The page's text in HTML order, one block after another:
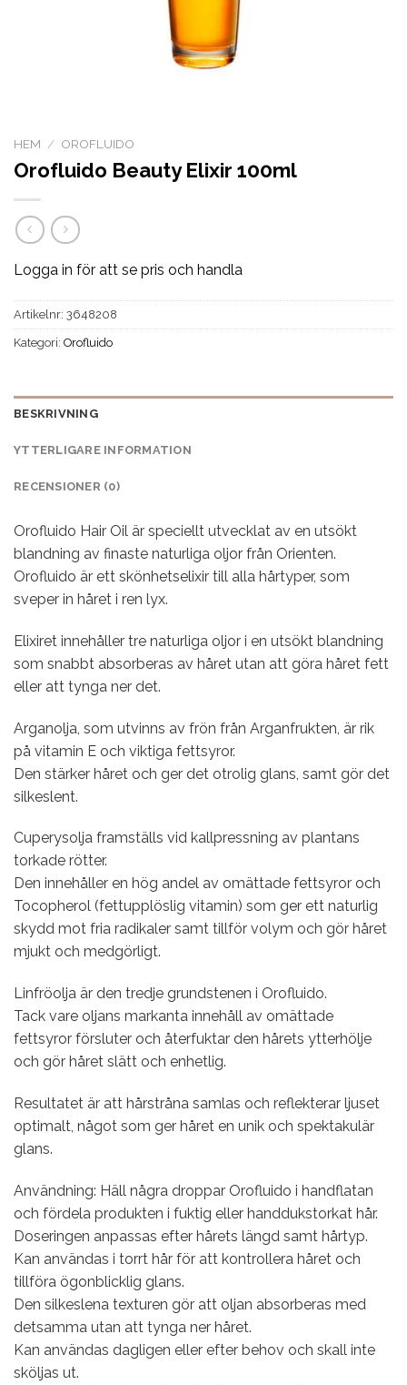
HEM / OROFLUIDO
Orofluido Beauty Elixir 100ml
Logga in för att se pris och handla
Artikelnr: 3648208
Kategori: Orofluido
BESKRIVNING
YTTERLIGARE INFORMATION
RECENSIONER (0)
Orofluido Hair Oil är speciellt utvecklat av en utsökt
blandning av finaste naturliga oljor från Orienten.
Orofluido är ett skönhetselixir till alla hårtyper, som
sveper in håret i ren lyx.
Elixiret innehåller tre naturliga oljor i en utsökt blandning
som snabbt absorberas av håret utan att göra håret fett
eller att tynga ner det.
Arganolja, som utvinns av frön från Arganfrukten, är rik
på vitamin E och viktiga fettsyror.
Den stärker håret och ger det otrolig glans, samt gör det
silkeslent.
Cuperysolja framställs vid kallpressning av plantans
torkade rötter.
Den innehåller en hög andel av omättade fettsyror och
Tocopherol (fettupplöslig vitamin) som ger ett naturlig
skydd mot fria radikaler samt tillför volym och gör håret
mjukt och medgörligt.
Linfröolja är den tredje grundstenen i Orofluido.
Tack vare oljans markanta innehåll av omättade
fettsyror försluter och återfuktar den hårets ytterhölje
och gör håret slätt och enhetlig.
Resultatet är att hårstråna samlas och reflekterar ljuset
optimalt, något som ger håret en unik och spektakulär
glans.
Användning: Häll några droppar Orofluido i handflatan
och fördela produkten i fuktig eller handdukstorkat hår.
Doseringen anpassas efter hårets längd samt hårtyp.
Kan användas i torrt hår för att kontrollera håret och
tillföra ögonblicklig glans.
Den silkeslena texturen gör att oljan absorberas med
detsamma utan att tynga ner håret.
Kan användas dagligen eller efter behov och skall inte
sköljas ut.